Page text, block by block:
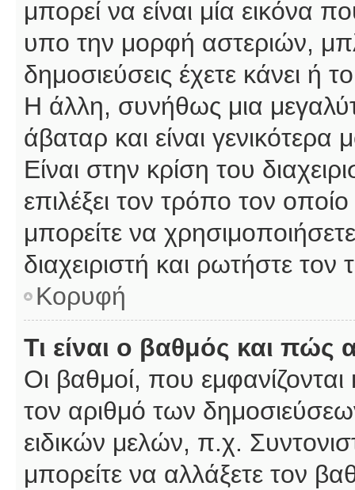
μπορεί να είναι μία εικόνα
υπο την μορφή αστεριών,
δημοσιεύσεις έχετε κάνει
Η άλλη, συνήθως μια
άβαταρ και είναι
Είναι στην κρίση του
επιλέξει τον τρόπο τον
μπορείτε να
διαχειριστή και ρωτήστε τον
Κορυφή
Τι είναι ο βαθμός και
Οι βαθμοί, που
τον αριθμό των
ειδικών μελών, π.χ.
μπορείτε να αλλάξετε τον